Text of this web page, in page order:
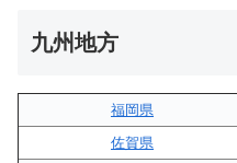
九州地方
福岡県
佐賀県